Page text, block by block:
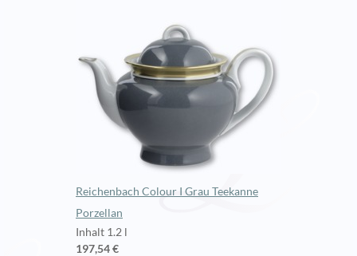
Reichenbach Colour I Grau Teekanne
Porzellan
Inhalt 1.2 l
197,54 €